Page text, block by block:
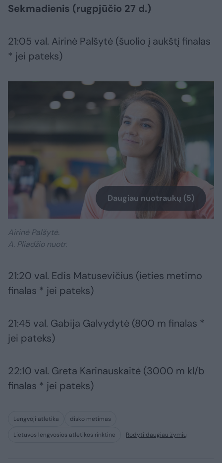
Sekmadienis (rugpjūčio 27 d.)
21:05 val. Airinė Palšytė (šuolio į aukštį finalas
* jei pateks)
Daugiau nuotraukų (5)
Airinė Palšytė.
A. Pliadžio nuotr.
21:20 val. Edis Matusevičius (ieties metimo
finalas * jei pateks)
21:45 val. Gabija Galvydytė (800 m finalas *
jei pateks)
22:10 val. Greta Karinauskaitė (3000 m kl/b
finalas * jei pateks)
Lengvoji atletika
disko metimas
Lietuvos lengvosios atletikos rinktinė
Rodyti daugiau žymių